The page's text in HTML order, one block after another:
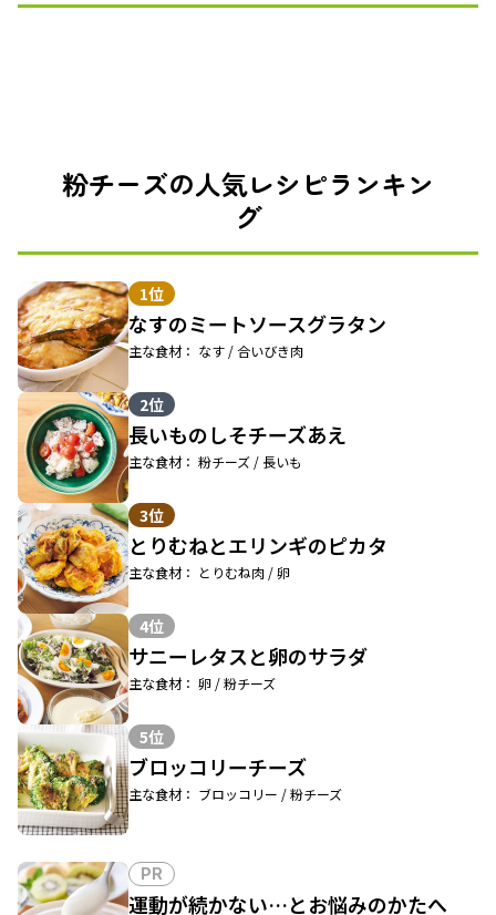
粉チーズの人気レシピランキン
グ
1位
なすのミートソースグラタン
主な食材： なす / 合いびき肉
2位
長いものしそチーズあえ
主な食材： 粉チーズ / 長いも
3位
とりむねとエリンギのピカタ
主な食材： とりむね肉 / 卵
4位
サニーレタスと卵のサラダ
主な食材： 卵 / 粉チーズ
5位
ブロッコリーチーズ
主な食材： ブロッコリー / 粉チーズ
PR
運動が続かない…とお悩みのかたへ